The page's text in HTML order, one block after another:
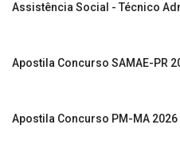
Assistência Social - Técnico
Apostila Concurso SAMAE-PR
Apostila Concurso PM-MA 2026